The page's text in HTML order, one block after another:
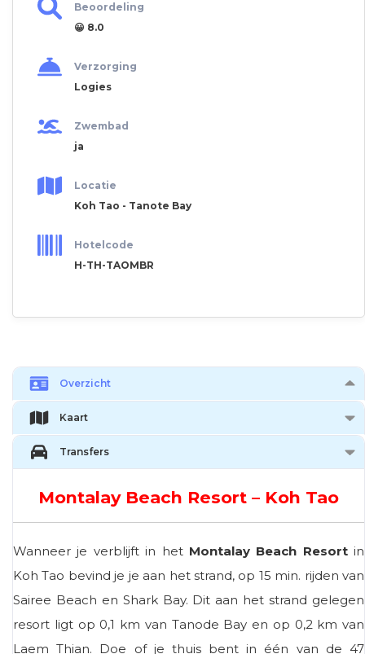
Beoordeling
😀 8.0
Verzorging
Logies
Zwembad
ja
Locatie
Koh Tao - Tanote Bay
Hotelcode
H-TH-TAOMBR
Overzicht
Kaart
Transfers
Montalay Beach Resort – Koh Tao
Wanneer je verblijft in het Montalay Beach Resortin
Koh Tao bevind je je aan het strand, op 15 min. rijden van
Sairee Beach en Shark Bay. Dit aan het strand gelegen
resort ligt op 0,1 km van Tanode Bay en op 0,2 km van
Laem Thian. Doe of je thuis bent in één van de 47